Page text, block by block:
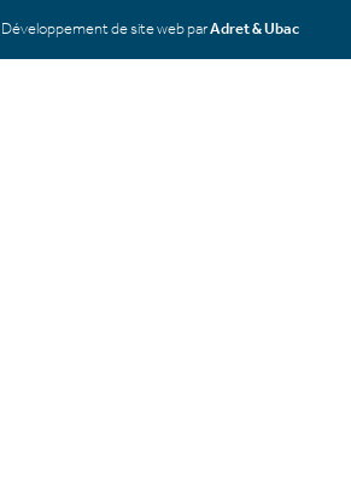
de site web parAdret & Ubac